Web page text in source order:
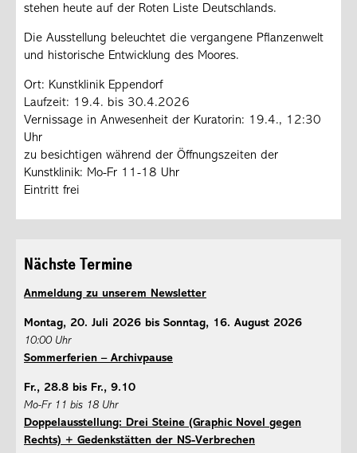
stehen heute auf der Roten Liste Deutschlands.
Die Ausstellung beleuchtet die vergangene Pflanzenwelt
und historische Entwicklung des Moores.
Ort: Kunstklinik Eppendorf
Laufzeit: 19.4. bis 30.4.2026
Vernissage in Anwesenheit der Kuratorin: 19.4., 12:30
Uhr
zu besichtigen während der Öffnungszeiten der
Kunstklinik: Mo-Fr 11-18 Uhr
Eintritt frei
Nächste Termine
Anmeldung zu unserem Newsletter
Montag, 20. Juli 2026 bis Sonntag, 16. August 2026
10:00 Uhr
Sommerferien – Archivpause
Fr., 28.8 bis Fr., 9.10
Mo-Fr 11 bis 18 Uhr
Doppelausstellung: Drei Steine (Graphic Novel gegen
Rechts) + Gedenkstätten der NS-Verbrechen